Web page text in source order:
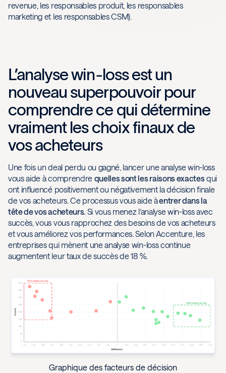
revenue, les responsables produit, les responsables
marketing et les responsables CSM).
L’analyse win-loss est un
nouveau superpouvoir pour
comprendre ce qui détermine
vraiment les choix finaux de
vos acheteurs
Une fois un deal perdu ou gagné, lancer une analyse win-loss
vous aide à comprendre quelles sont les raisons exactesqui
ont influencé positivement ou négativement la décision finale
de vos acheteurs. Ce processus vous aide àentrer dans la
tête de vos acheteurs. Si vous menez l’analyse win-loss avec
succès, vous vous rapprochez des besoins de vos acheteurs
et vous améliorez vos performances. Selon Accenture, les
entreprises qui mènent une analyse win-loss continue
augmentent leur taux de succès de 18 %.
Graphique des facteurs de décision